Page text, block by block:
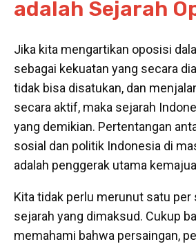
adalah Sejarah
Jika kita mengartikan oposisi
sebagai kekuatan yang secara
tidak bisa disatukan, dan
secara aktif, maka sejarah
yang demikian. Pertentangan
sosial dan politik Indonesia di
adalah penggerak utama
Kita tidak perlu merunut satu per
sejarah yang dimaksud. Cukup
memahami bahwa persaingan,